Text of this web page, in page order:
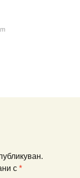
с *